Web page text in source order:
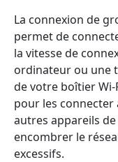
La connexion de
permet de
la vitesse de
ordinateur ou une
de votre boîtier Wi-
pour les connecter
autres appareils
encombrer le
excessifs.